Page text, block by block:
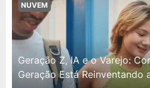
NUVEM
Geração Z, IA e o Varejo:
Geração Está Reinventando